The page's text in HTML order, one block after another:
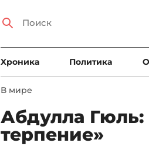
Xроника Политика
В мире
Абдулла Гюль:
терпение»